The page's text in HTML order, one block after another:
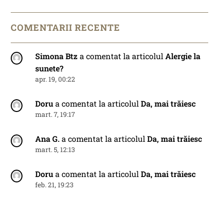
COMENTARII RECENTE
Simona Btz a comentat la articolulAlergie la
sunete?
apr. 19, 00:22
Dorua comentat la articolulDa, mai trăiesc
mart. 7, 19:17
Ana G.a comentat la articolulDa, mai trăiesc
mart. 5, 12:13
Dorua comentat la articolulDa, mai trăiesc
feb. 21, 19:23